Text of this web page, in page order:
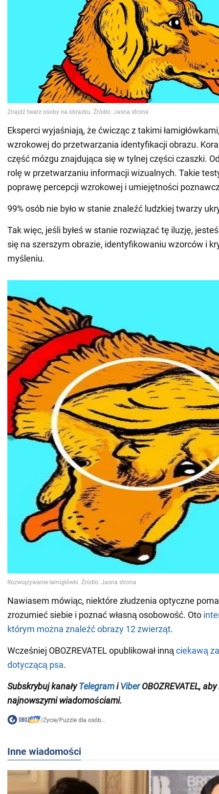
Eksperci wyjaśniają, że ćwicząc z takimi
wzrokowej do przetwarzania identyfikacji obrazu.
część mózgu znajdująca się w tylnej części czaszki.
rolę w przetwarzaniu informacji wizualnych. Takie
poprawę percepcji wzrokowej i umiejętności
99% osób nie było w stanie znaleźć ludzkiej twarzy
Tak więc, jeśli byłeś w stanie rozwiązać tę iluzję,
się na szerszym obrazie, identyfikowaniu wzorców i
myśleniu.
Nawiasem mówiąc, niektóre złudzenia optyczne
zrozumieć siebie i poznać własną osobowość. Oto
którym można znaleźć obrazy 12 zwierząt.
Wcześniej OBOZREVATEL opublikował innąciekawą
dotyczącą psa.
Subskrybuj kanałyTelegramiViberOBOZREVATEL,
najnowszymi wiadomościami.
/Życie/Puzzle dla osób...
Inne wiadomości